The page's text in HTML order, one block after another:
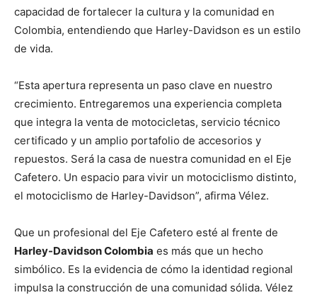
capacidad de fortalecer la cultura y la comunidad en
Colombia, entendiendo que Harley-Davidson es un estilo
de vida.
“Esta apertura representa un paso clave en nuestro
crecimiento. Entregaremos una experiencia completa
que integra la venta de motocicletas, servicio técnico
certificado y un amplio portafolio de accesorios y
repuestos. Será la casa de nuestra comunidad en el Eje
Cafetero. Un espacio para vivir un motociclismo distinto,
el motociclismo de Harley-Davidson”, afirma Vélez.
Que un profesional del Eje Cafetero esté al frente de
Harley-Davidson Colombia es más que un hecho
simbólico. Es la evidencia de cómo la identidad regional
impulsa la construcción de una comunidad sólida. Vélez